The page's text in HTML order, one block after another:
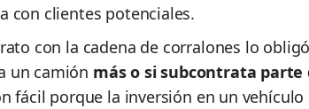
con clientes potenciales.
con la cadena de corralones lo
un camión más o si subcontrata parte
fácil porque la inversión en un